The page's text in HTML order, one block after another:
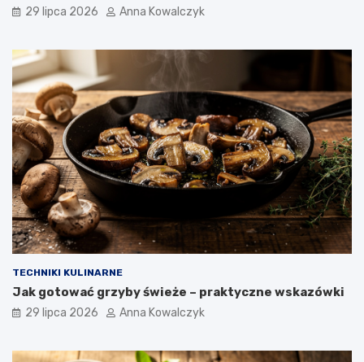
29 lipca 2026 Anna Kowalczyk
TECHNIKI KULINARNE
Jak gotować grzyby świeże – praktyczne wskazówki
29 lipca 2026 Anna Kowalczyk